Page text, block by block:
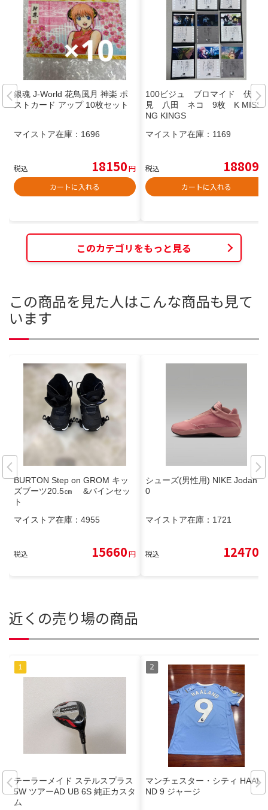
銀魂 J-World 花鳥風月 神楽 ポ
ストカード アップ 10枚セット
マイストア在庫： 1696
税込 18150円
カートに入れる
100ビジュ ブロマイド 伏
見 八田 ネコ 9枚 K MISSI
NG KINGS
マイストア在庫： 1169
税込 18809
カートに入れる
このカテゴリをもっと見る
この商品を見た人はこんな商品も見て
います
BURTON Step on GROM キッ
ズブーツ20.5㎝ &バインセッ
ト
マイストア在庫： 4955
税込 15660円
シューズ(男性用) NIKE Jodan 4
0
マイストア在庫： 1721
税込 12470
近くの売り場の商品
テーラーメイド ステルスプラス
5W ツアーAD UB 6S 純正カスタ
ム
マンチェスター・シティ HAALA
ND 9 ジャージ